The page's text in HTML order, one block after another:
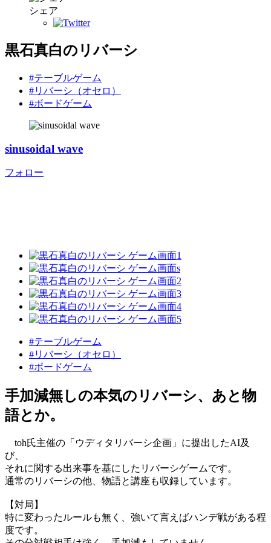
シェア
黒石真白のリバーシ
#テーブルゲーム
#リバーシ（オセロ）
#ボードゲーム
sinusoidal wave
フォロー
#テーブルゲーム
#リバーシ（オセロ）
#ボードゲーム
手加減無しの本気のリバーシ、あと物
語とか。
toh氏主催の「ウディタリバーシ企画」に提出したAI及
び、
それに関する出来事を基にしたリバーシゲームです。
通常のリバーシの他、物語と講座も収録しています。
【対局】
特に変わったルールも無く、強いて言えばハンデ戦がある程
度です。